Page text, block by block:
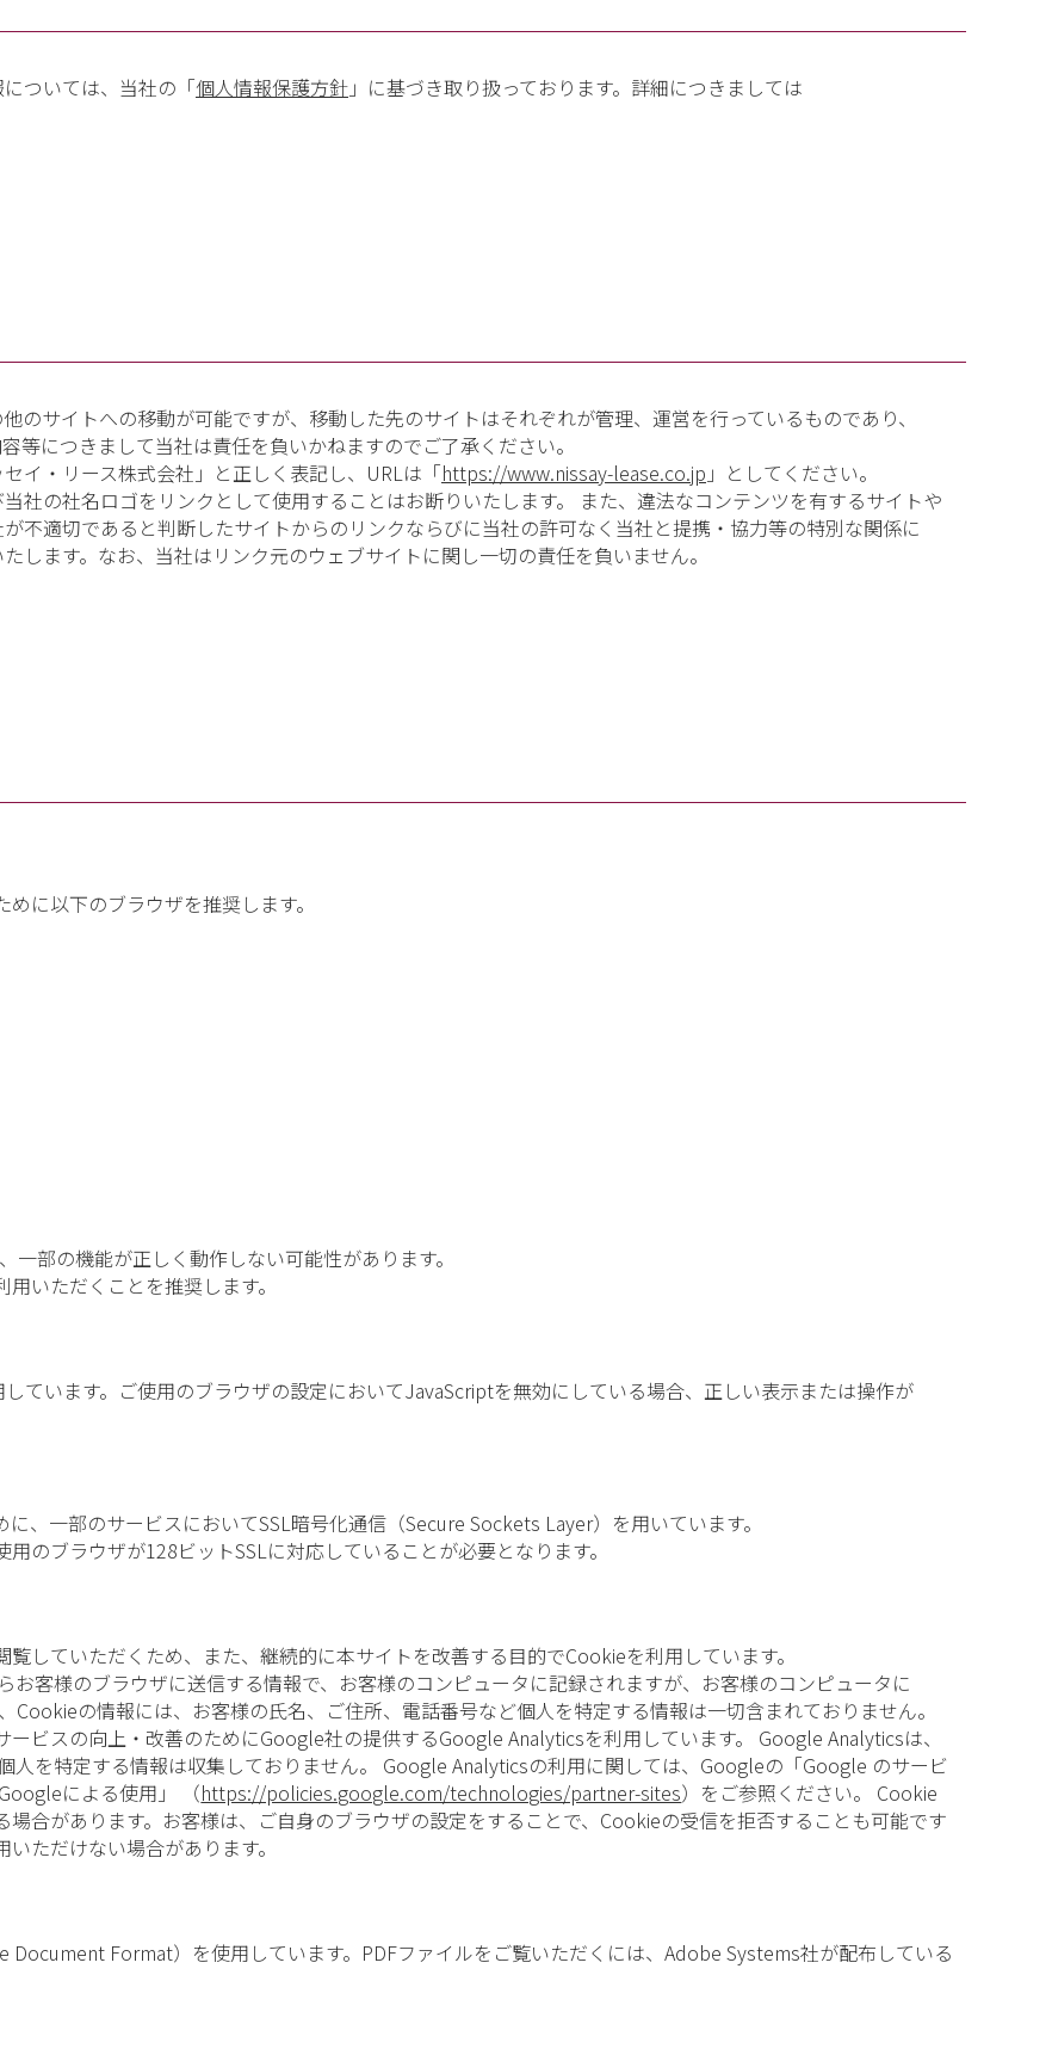
ついては、当社の「個人情報保護方針 」に基づき取り扱っております。詳細につきましては
のサイトへの移動が可能ですが、移動した先のサイトはそれぞれが管理、運営を行っているものであり、
等につきまして当社は責任を負いかねますのでご了承ください。
イ・リース株式会社」と正しく表記し、URLは「https://www.nissay-lease.co.jp 」としてください。
社の社名ロゴをリンクとして使用することはお断りいたします。 また、違法なコンテンツを有するサイトや
不適切であると判断したサイトからのリンクならびに当社の許可なく当社と提携・協力等の特別な関係に
します。なお、当社はリンク元のウェブサイトに関し一切の責任を負いません。
に以下のブラウザを推奨します。
部の機能が正しく動作しない可能性があります。
いただくことを推奨します。
ています。ご使用のブラウザの設定においてJavaScriptを無効にしている場合、正しい表示または操作が
、一部のサービスにおいてSSL暗号化通信（Secure Sockets Layer）を用いています。
のブラウザが128ビットSSLに対応していることが必要となります。
していただくため、また、継続的に本サイトを改善する目的でCookieを利用しています。
客様のブラウザに送信する情報で、お客様のコンピュータに記録されますが、お客様のコンピュータに
の情報には、お客様の氏名、ご住所、電話番号など個人を特定する情報は一切含まれておりません。
ビスの向上・改善のためにGoogle社の提供するGoogle Analyticsを利用しています。 Google Analyticsは、
人を特定する情報は収集しておりません。 Google Analyticsの利用に関しては、Googleの「Google のサービ
による使用」 （https://policies.google.com/technologies/partner-sites）をご参照ください。 Cookie
合があります。お客様は、ご自身のブラウザの設定をすることで、Cookieの受信を拒否することも可能です
ただけない場合があります。
Format）を使用しています。PDFファイルをご覧いただくには、Adobe Systems社が配布している